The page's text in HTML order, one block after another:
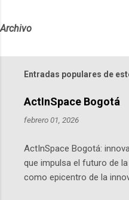
Archivo
Entradas populares de
ActInSpace Bogotá
febrero 01, 2026
ActInSpace Bogotá:
que impulsa el futuro de
como epicentro de la